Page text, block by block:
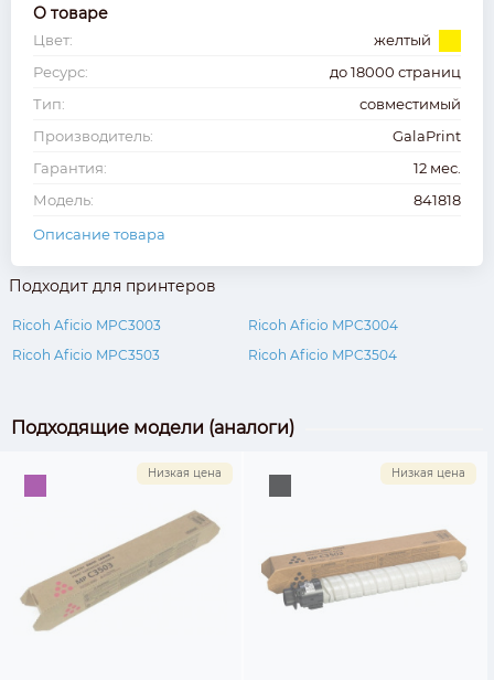
О товаре
Цвет:
желтый
Ресурс:
до 18000 страниц
Тип:
совместимый
Производитель:
GalaPrint
Гарантия:
12 мес.
Модель:
841818
Описание товара
Подходит для принтеров
Ricoh Aficio MPC3003
Ricoh Aficio MPC3004
Ricoh Aficio MPC3503
Ricoh Aficio MPC3504
Подходящие модели (аналоги)
Низкая цена Низкая цена